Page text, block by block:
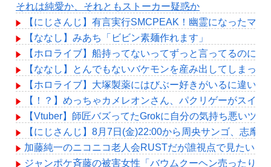
それは純愛か、それともストーカー疑惑か
【にじさんじ】有言実行SMCPEAK！幽霊になったマジ
【ななし】みあち「ビビン素麺作れます」
【ホロライブ】船持ってないってずっと言ってるのに
【ななし】とんでもないバケモンを産み出してしまっ
【ホロライブ】大塚製薬にはびぶー好きがいるに違いな
【！？】めっちゃカメレオンさん、パクリゲーがスイ
【Vtuber】師匠バズってたGrokに自分の気持ち悪いツ
【にじさんじ】8月7日(金)22:00から周央サンゴ、志摩
加藤純一のニコニコ老人会RUSTだが誰視点で見たい？
ジャンポケ斉藤の被害女性「バウムクーヘン売ったり